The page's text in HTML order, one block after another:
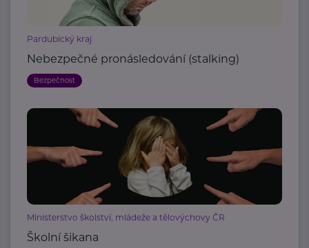
Pardubický kraj
Nebezpečné pronásledování (stalking)
Bezpečnost
Ministerstvo školství, mládeže a tělovýchovy ČR
Školní šikana